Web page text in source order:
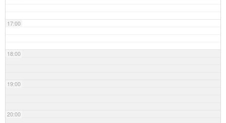
17:00
18:00
19:00
20:00